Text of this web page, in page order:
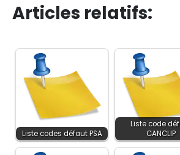
Articles relatifs:
Liste codes défaut PSA
Liste code
CANCLIP